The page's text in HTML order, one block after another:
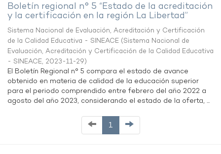
Boletín regional n° 5 “Estado de la acreditación
y la certificación en la región La Libertad”
Sistema Nacional de Evaluación, Acreditación y Certificación
de la Calidad Educativa - SINEACE (Sistema Nacional de
Evaluación, Acreditación y Certificación de la Calidad Educativa
- SINEACE, 2023-11-29)
El Boletín Regional n° 5 compara el estado de avance
obtenido en materia de calidad de la educación superior
para el periodo comprendido entre febrero del año 2022 a
agosto del año 2023, considerando el estado de la oferta, ...
1